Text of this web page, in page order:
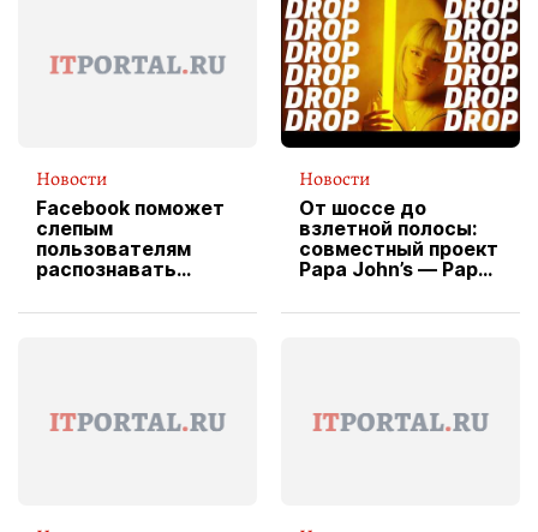
Новости
Facebook поможет
слепым
пользователям
распознавать
Новости
От шоссе до
взлетной полосы:
совместный проект
Papa John’s — Papa
вводит